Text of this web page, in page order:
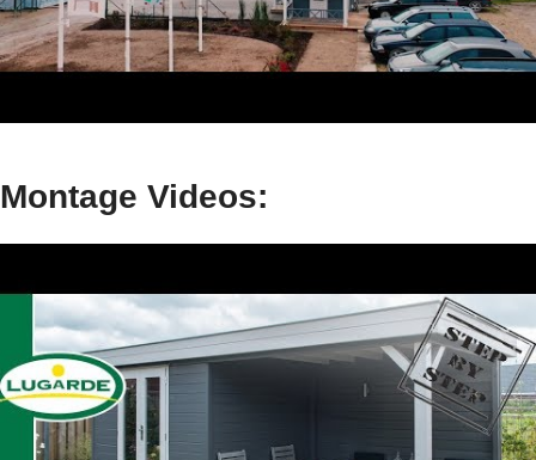
Montage Videos: